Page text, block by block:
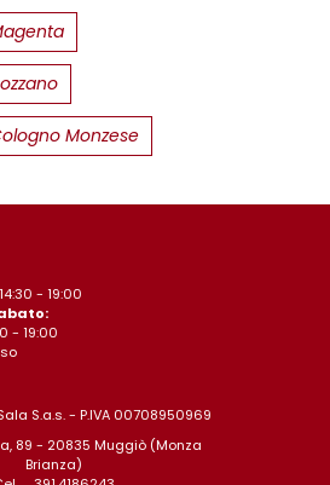
Monzese
- 19:00
- 19:00
S.a.s. - P.IVA 00708950969
89 - 20835 Muggiò (Monza
Brianza)